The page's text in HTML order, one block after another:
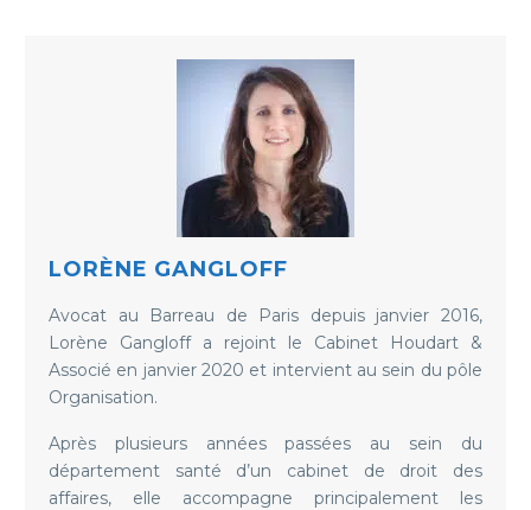
LORÈNE GANGLOFF
Avocat au Barreau de Paris depuis janvier 2016,
Lorène Gangloff a rejoint le Cabinet Houdart &
Associé en janvier 2020 et intervient au sein du pôle
Organisation.
Après plusieurs années passées au sein du
département santé d’un cabinet de droit des
affaires, elle accompagne principalement les